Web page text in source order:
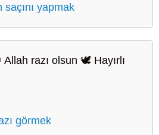
saçını yapmak
Allah razı olsun 🕊️ Hayırlı
görmek